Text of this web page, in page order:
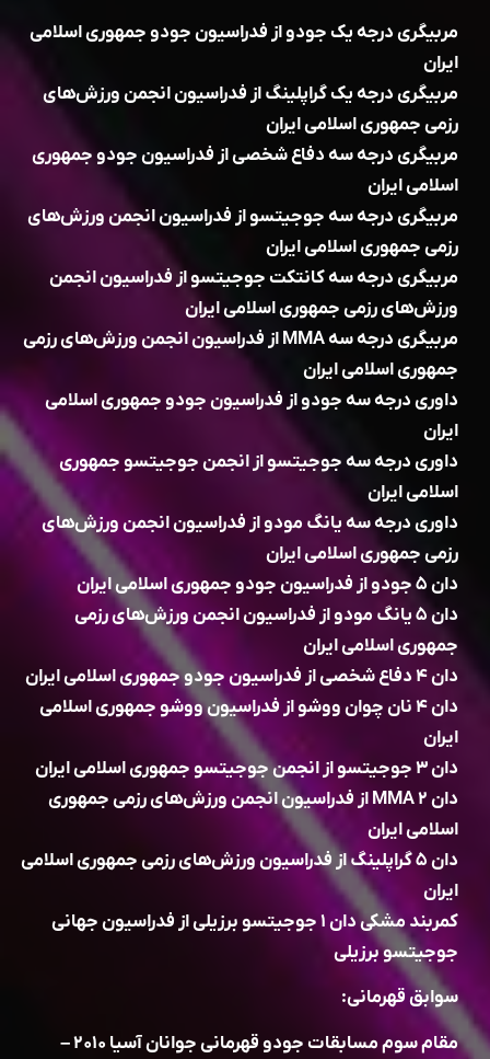
مربیگری درجه یک جودو از فدراسیون جودو جمهوری اسلامی
ایران
مربیگری درجه یک گراپلینگ از فدراسیون انجمن ورزش‌های
رزمی جمهوری اسلامی ایران
مربیگری درجه سه دفاع شخصی از فدراسیون جودو جمهوری
اسلامی ایران
مربیگری درجه سه جوجیتسو از فدراسیون انجمن ورزش‌های
رزمی جمهوری اسلامی ایران
مربیگری درجه سه کانتکت جوجیتسو از فدراسیون انجمن
ورزش‌های رزمی جمهوری اسلامی ایران
مربیگری درجه سه MMA از فدراسیون انجمن ورزش‌های رزمی
جمهوری اسلامی ایران
داوری درجه سه جودو از فدراسیون جودو جمهوری اسلامی
ایران
داوری درجه سه جوجیتسو از انجمن جوجیتسو جمهوری
اسلامی ایران
داوری درجه سه یانگ مودو از فدراسیون انجمن ورزش‌های
رزمی جمهوری اسلامی ایران
دان ۵ جودو از فدراسیون جودو جمهوری اسلامی ایران
دان ۵ یانگ مودو از فدراسیون انجمن ورزش‌های رزمی
جمهوری اسلامی ایران
دان ۴ دفاع شخصی از فدراسیون جودو جمهوری اسلامی ایران
دان ۴ نان چوان ووشو از فدراسیون ووشو جمهوری اسلامی
ایران
دان ۳ جوجیتسو از انجمن جوجیتسو جمهوری اسلامی ایران
دان ۲ MMA از فدراسیون انجمن ورزش‌های رزمی جمهوری
اسلامی ایران
دان ۵ گراپلینگ از فدراسیون ورزش‌های رزمی جمهوری اسلامی
ایران
کمربند مشکی دان ۱ جوجیتسو برزیلی از فدراسیون جهانی
جوجیتسو برزیلی
سوابق قهرمانی:
مقام سوم مسابقات جودو قهرمانی جوانان آسیا ۲۰۱۰ –